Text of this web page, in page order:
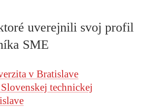
uverejnili svoj profil
SME
v Bratislave
technickej